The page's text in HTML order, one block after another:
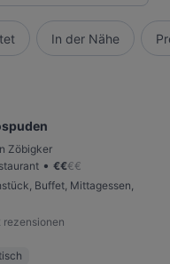
In der Nähe
Zöbigker
• €€€€
Buffet, Mittagessen,
rezensionen